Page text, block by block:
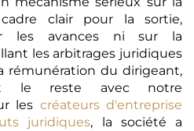
clair pour la sortie,
les avances ni sur la
les arbitrages juridiques
rémunération du dirigeant,
le reste avec notre
les créateurs d'entreprise
juridiques, la société a